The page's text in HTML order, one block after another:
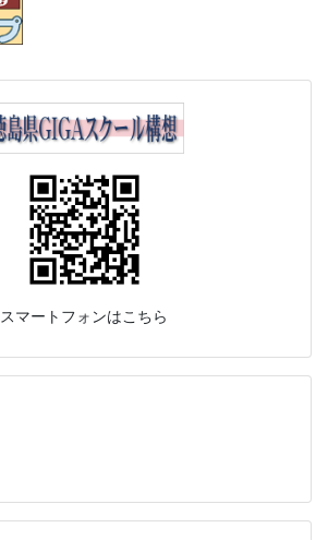
スマートフォンはこちら